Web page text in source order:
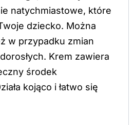
natychmiastowe, które
dziecko. Można
w przypadku zmian
Krem zawiera
środek
kojąco i łatwo się